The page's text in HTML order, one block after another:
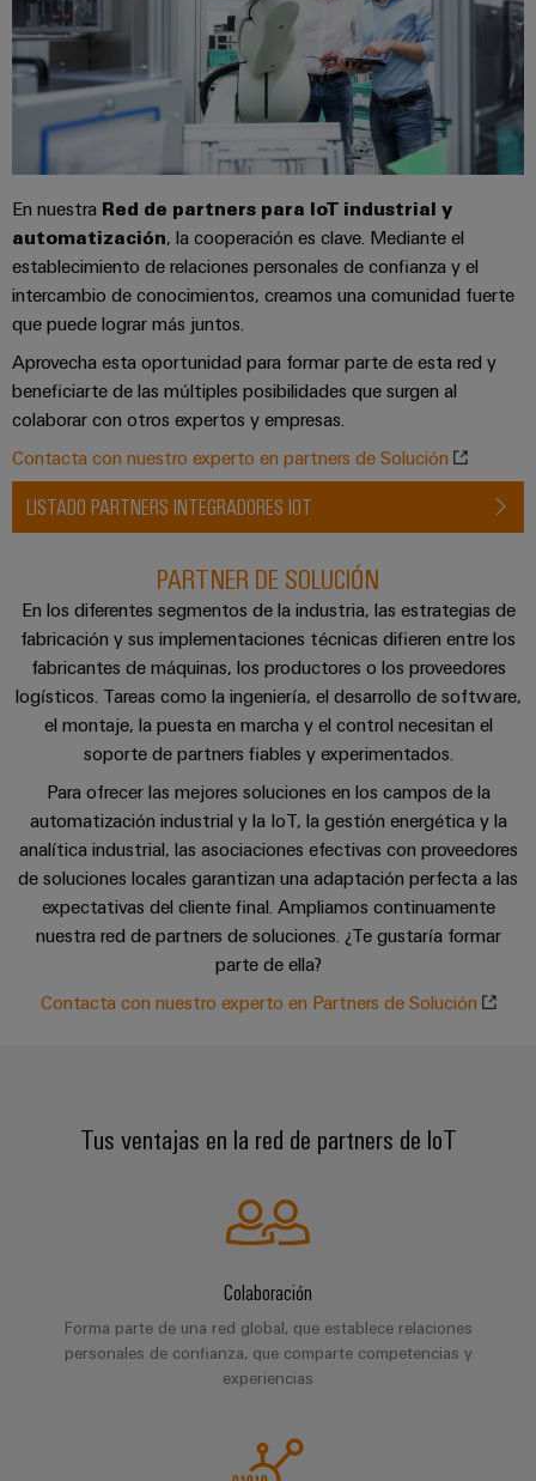
futuro
la
generación
de
probada
Fabricantes
de
dispositivos
Soluciones
de
conectividad
innovadoras
para
dispositivos
Hidrógeno
El
hidrógeno
como
para
la
transición
energética
Infraestructura
de
edificios
Soluciones
para
las
necesidades
específicas
la
de
edificios
cuadros
eléctricos
fabricación
de
cuadros
Plataforma
de
servicio
industrial
easyConnect
Software
para
IIoT
y
automatización
Soluciones
de
gestión
de
la
energía
Plant
Controller
Fabricante
dispositivos
Bornes
y
conectores
para
impreso
conectores
para
dispositivos
originales
alimentación
Carcasas
para
componentes
electrónicos
Protección
contra
rayos
y
sobretensiones
PV
boxes
Distribuidores
de
campo
Automatización
y
software
Monitorizadores
Sistemas
de
Ethernet
Medición
de
repuesto
Cursos
formación
y
seminarios
web
Opciones
de
pedido
digital
eShop
Interfaz
Interfaz
EDI
VISTA
PREVIA
Automatización
Encuentra
a
tu
soluciones
de
IIoT
y
automatización
y
ferias
globales
y
eventos
Ferias
Locales
Digital
Carreras
profesionales
Desafíos
En nuestra Red de partners para IoT industrial y
automatización, la cooperación es clave. Mediante el
establecimiento de relaciones personales de confianza y el
intercambio de conocimientos, creamos una comunidad fuerte
que puede lograr más juntos.
Aprovecha esta oportunidad para formar parte de esta red y
beneficiarte de las múltiples posibilidades que surgen al
colaborar con otros expertos y empresas.
Contacta con nuestro experto en partners de Solución
LISTADO PARTNERS INTEGRADORES IOT
PARTNER DE SOLUCIÓN
En los diferentes segmentos de la industria, las estrategias de
fabricación y sus implementaciones técnicas difieren entre los
fabricantes de máquinas, los productores o los proveedores
logísticos. Tareas como la ingeniería, el desarrollo de software,
el montaje, la puesta en marcha y el control necesitan el
soporte de partners fiables y experimentados.
Para ofrecer las mejores soluciones en los campos de la
automatización industrial y la IoT, la gestión energética y la
analítica industrial, las asociaciones efectivas con proveedores
de soluciones locales garantizan una adaptación perfecta a las
expectativas del cliente final. Ampliamos continuamente
nuestra red de partners de soluciones. ¿Te gustaría formar
parte de ella?
Contacta con nuestro experto en Partners de Solución
Tus ventajas en la red de partners de IoT
Colaboración
Forma parte de una red global, que establece relaciones
personales de confianza, que comparte competencias y
experiencias